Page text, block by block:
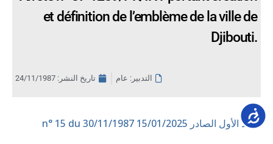
et définition de l’emblème de la ville de
Djibouti.
التدبير: عام تاريخ النشر: 24/11/1987
العدد الأول الصادر 15/01/2025